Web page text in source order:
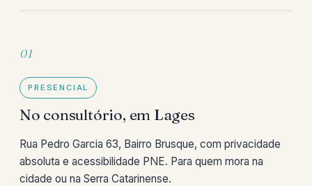
01
PRESENCIAL
No consultório, em Lages
Rua Pedro Garcia 63, Bairro Brusque, com privacidade
absoluta e acessibilidade PNE. Para quem mora na
cidade ou na Serra Catarinense.